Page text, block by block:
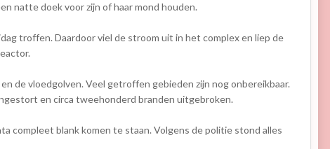
natte doek voor zijn of haar mond houden.
troffen. Daardoor viel de stroom uit in het complex en liep de
de vloedgolven. Veel getroffen gebieden zijn nog onbereikbaar.
en circa tweehonderd branden uitgebroken.
compleet blank komen te staan. Volgens de politie stond alles